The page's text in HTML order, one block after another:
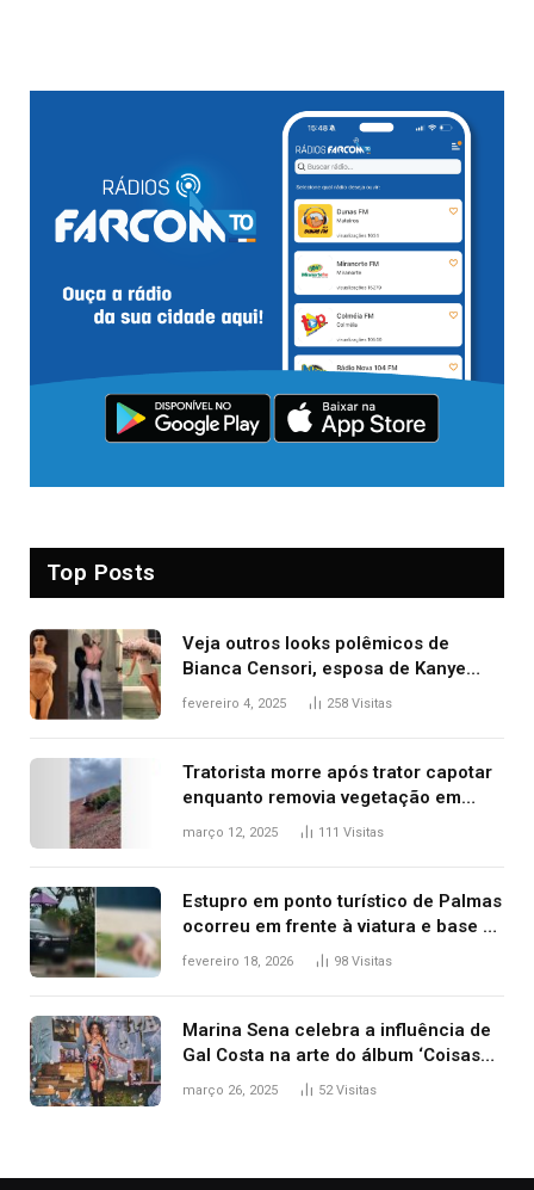
Top Posts
Veja outros looks polêmicos de
Bianca Censori, esposa de Kanye
West que apareceu nua no Grammy
fevereiro 4, 2025 258 Visitas
Tratorista morre após trator capotar
enquanto removia vegetação em
ribanceira de rodovia
março 12, 2025 111 Visitas
Estupro em ponto turístico de Palmas
ocorreu em frente à viatura e base de
segurança; polícia investiga
fevereiro 18, 2026 98 Visitas
Marina Sena celebra a influência de
Gal Costa na arte do álbum ‘Coisas
naturais’
março 26, 2025 52Visitas